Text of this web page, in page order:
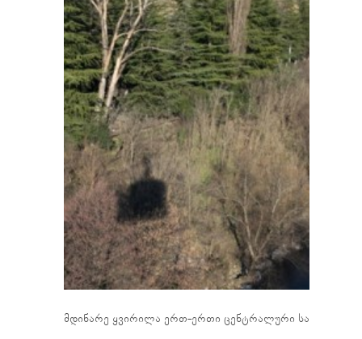
მდინარე ყვირილა ერთ-ერთი ცენტრალური საბაგირო